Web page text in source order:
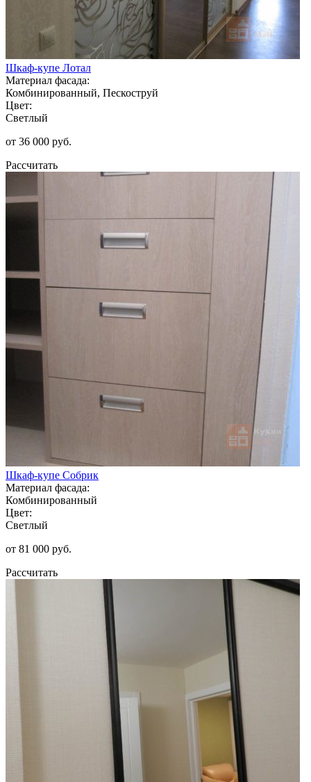
Шкаф-купе Лотал
Материал фасада:
Комбинированный, Пескоструй
Цвет:
Светлый
от 36 000 руб.
Рассчитать
Шкаф-купе Собрик
Материал фасада:
Комбинированный
Цвет:
Светлый
от 81 000 руб.
Рассчитать